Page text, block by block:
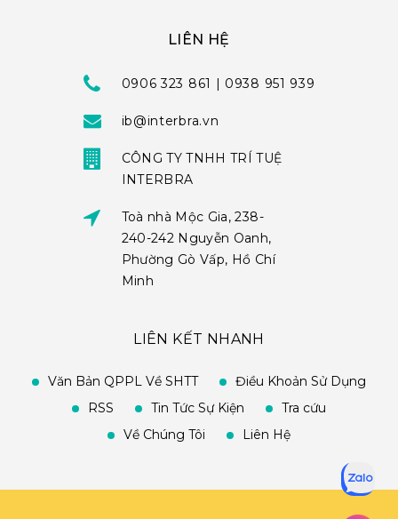
LIÊN HỆ
0906 323 861 | 0938 951 939
ib@interbra.vn
CÔNG TY TNHH TRÍ TUỆ
INTERBRA
Toà nhà Mộc Gia, 238-
240-242 Nguyễn Oanh,
Phường Gò Vấp, Hồ Chí
Minh
LIÊN KẾT NHANH
Văn Bản QPPL Về SHTT
Điều Khoản Sử Dụng
RSS
Tin Tức Sự Kiện
Tra cứu
Về Chúng Tôi
Liên Hệ